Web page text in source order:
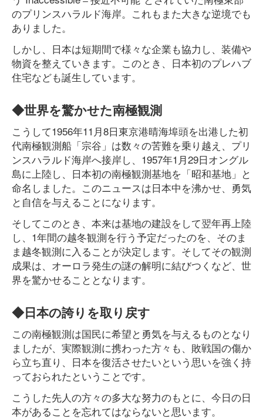
のプリンスハラルド海岸。これもまた大きな逆境でも
ありました。
しかし、日本は短期間で様々な企業も協力し、装備や
物資を整えていきます。このとき、日本初のプレハブ
住宅なども誕生しています。
◆世界を驚かせた南極観測
こうして1956年11月8日東京港晴海埠頭を出港した初
代南極観測船「宗谷」は数々の苦難を乗り越え、プリ
ンスハラルド海岸へ接岸し、1957年1月29日オングル
島に上陸し、日本初の南極観測基地を「昭和基地」と
命名しました。このニュースは日本中を沸かせ、勇気
と自信を与えることになります。
そしてこのとき、本来は基地の建設をして翌年再上陸
し、1年間の越冬観測を行う予定だったのを、そのま
ま越冬観測に入ることが決定します。そしてその観測
成果は、オーロラ発生の謎の解明に結びつくなど、世
界を驚かせることとなります。
◆日本の誇りを取り戻す
この南極観測は国民に希望と勇気を与えるものとなり
ましたが、実際観測に携わった方々も、敗戦国の傷か
ら立ち直り、日本を復活させたいという思いを強く持
っておられたということです。
こうした先人の方々の多大な努力のもとに、今日の日
本があることを忘れてはならないと思います。